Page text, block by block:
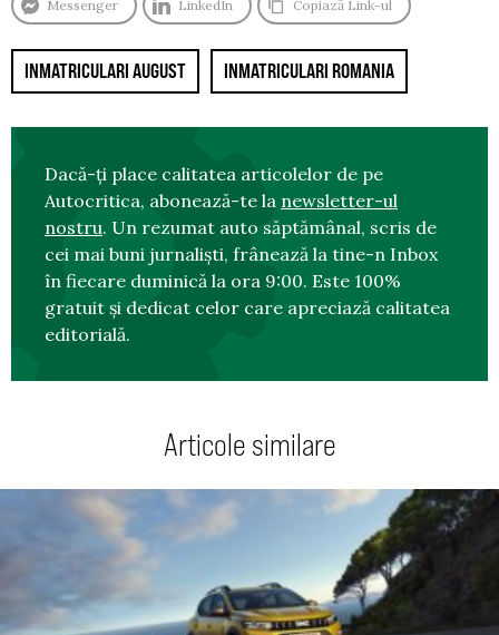
Messenger LinkedIn Copiază Link-ul
INMATRICULARI AUGUST INMATRICULARI ROMANIA
Dacă-ți place calitatea articolelor de pe
Autocritica, abonează-te la newsletter-ul
nostru. Un rezumat auto săptămânal, scris de
cei mai buni jurnaliști, frânează la tine-n Inbox
în fiecare duminică la ora 9:00. Este 100%
gratuit și dedicat celor care apreciază calitatea
editorială.
Articole similare